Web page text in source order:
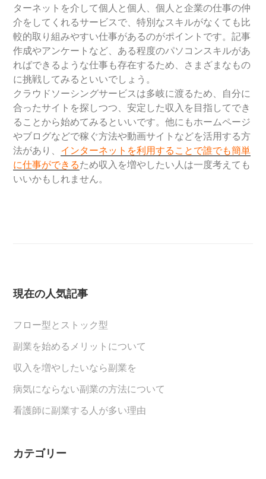
ターネットを介して個人と個人、個人と企業の仕事の仲
介をしてくれるサービスで、特別なスキルがなくても比
較的取り組みやすい仕事があるのがポイントです。記事
作成やアンケートなど、ある程度のパソコンスキルがあ
ればできるような仕事も存在するため、さまざまなもの
に挑戦してみるといいでしょう。
クラウドソーシングサービスは多岐に渡るため、自分に
合ったサイトを探しつつ、安定した収入を目指してでき
ることから始めてみるといいです。他にもホームページ
やブログなどで稼ぐ方法や動画サイトなどを活用する方
法があり、 インターネットを利用することで誰でも簡単
に仕事ができるため収入を増やしたい人は一度考えても
いいかもしれません。
現在の人気記事
フロー型とストック型
副業を始めるメリットについて
収入を増やしたいなら副業を
病気にならない副業の方法について
看護師に副業する人が多い理由
カテゴリー